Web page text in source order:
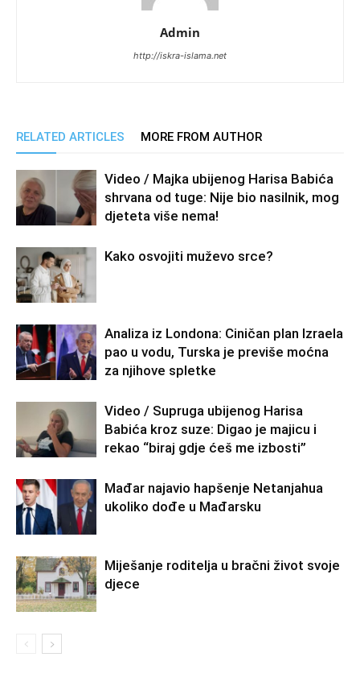
Admin
http://iskra-islama.net
RELATED ARTICLES MORE FROM AUTHOR
Video / Majka ubijenog Harisa Babića
shrvana od tuge: Nije bio nasilnik, mog
djeteta više nema!
Kako osvojiti muževo srce?
Analiza iz Londona: Ciničan plan Izraela
pao u vodu, Turska je previše moćna
za njihove spletke
Video / Supruga ubijenog Harisa
Babića kroz suze: Digao je majicu i
rekao “biraj gdje ćeš me izbosti”
Mađar najavio hapšenje Netanjahua
ukoliko dođe u Mađarsku
Miješanje roditelja u bračni život svoje
djece